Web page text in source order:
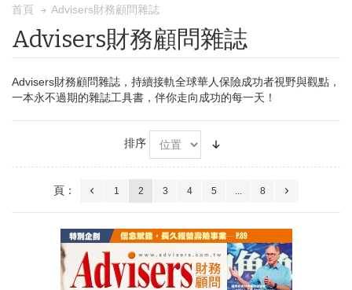
首頁 Advisers財務顧問雜誌
Advisers財務顧問雜誌
Advisers財務顧問雜誌，持續接軌全球華人保險成功者視野與觀點，
一本永不過期的雜誌工具書，伴你走向成功的每一天！
排序
頁： 1 2 3 4 5 ... 8